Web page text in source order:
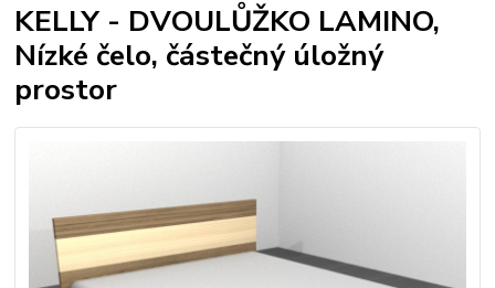
KELLY - DVOULŮŽKO LAMINO,
Nízké čelo, částečný úložný
prostor